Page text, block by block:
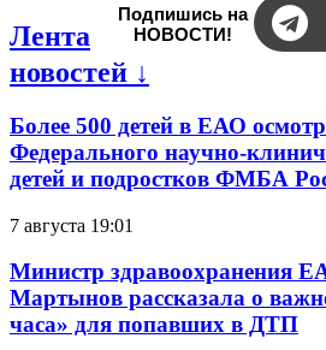
Подпишись на
НОВОСТИ!
Лента
новостей ↓
Более 500 детей в ЕАО
Федерального научно-
детей и подростков ФМБА
7 августа 19:01
Министр здравоохранения
Мартынов рассказала о
часа» для попавших в ДТП